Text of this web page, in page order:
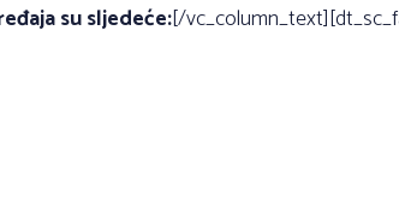
su sljedeće:[/